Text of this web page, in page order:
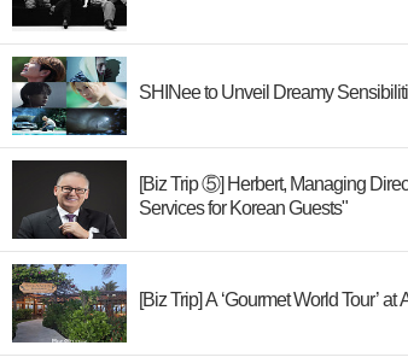
SHINee to Unveil Dreamy
[Biz Trip ⑤] Herbert, Managing
Services for Korean Guests"
[Biz Trip] A ‘Gourmet World Tour’